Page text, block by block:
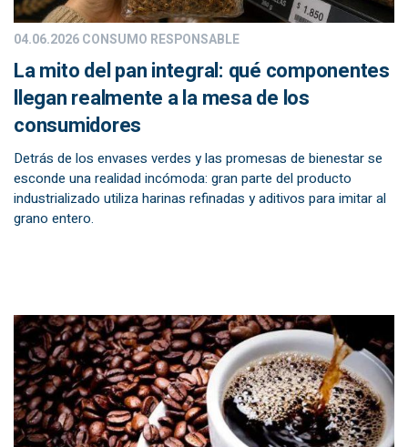
04.06.2026CONSUMO RESPONSABLE
La mito del pan integral: qué componentes
llegan realmente a la mesa de los
consumidores
Detrás de los envases verdes y las promesas de bienestar se
esconde una realidad incómoda: gran parte del producto
industrializado utiliza harinas refinadas y aditivos para imitar al
grano entero.